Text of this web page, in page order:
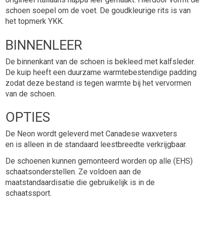
schoen soepel om de voet. De goudkleurige rits is van
het topmerk YKK.
BINNENLEER
De binnenkant van de schoen is bekleed met kalfsleder.
De kuip heeft een duurzame warmtebestendige padding
zodat deze bestand is tegen warmte bij het vervormen
van de schoen.
OPTIES
De Neon wordt geleverd met Canadese waxveters
en is alleen in de standaard leestbreedte verkrijgbaar.
​De schoenen kunnen gemonteerd worden op alle (EHS)
schaatsonderstellen. Ze voldoen aan de
maatstandaardisatie die gebruikelijk is in de
schaatssport.